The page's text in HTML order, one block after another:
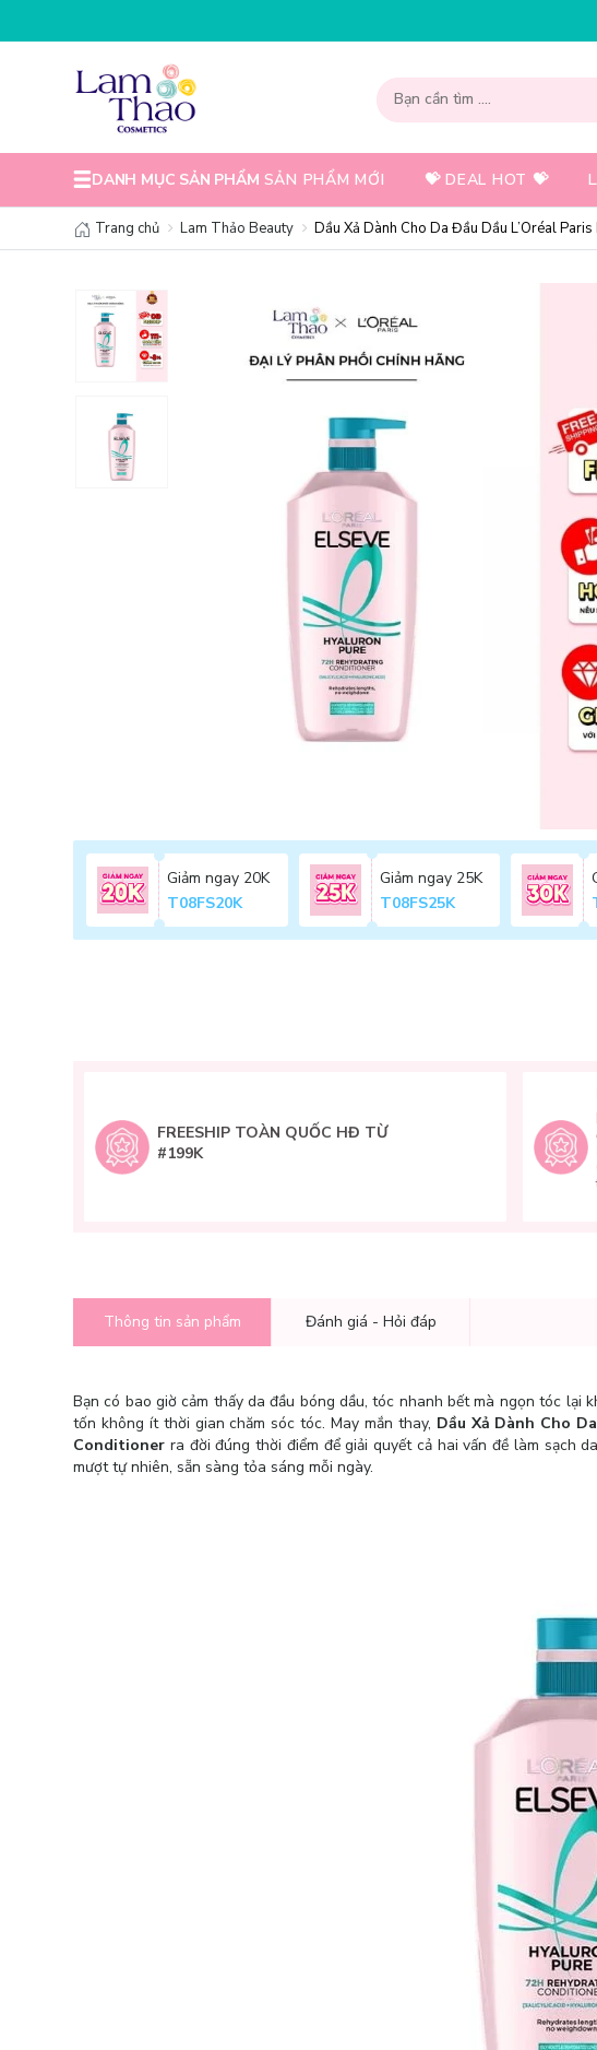
DANH MỤC SẢN PHẨM SẢN PHẨM MỚI 💝 DEAL HOT 💝
Trang chủ Lam Thảo Beauty Dầu Xả Dành Cho Da Đầu Dầu L’Oréal
Giảm ngay 20K
T08FS20K
Giảm ngay 25K
T08FS25K
FREESHIP TOÀN QUỐC HĐ TỪ
#199K
Thông tin sản phẩm Đánh giá - Hỏi đáp
Bạn có bao giờ cảm thấy da đầu bóng dầu, tóc nhanh bết mà ngọn tóc lại
tốn không ít thời gian chăm sóc tóc. May mắn thay, Dầu Xả Dành Cho
Conditioner ra đời đúng thời điểm để giải quyết cả hai vấn đề làm sạch
mượt tự nhiên, sẵn sàng tỏa sáng mỗi ngày.